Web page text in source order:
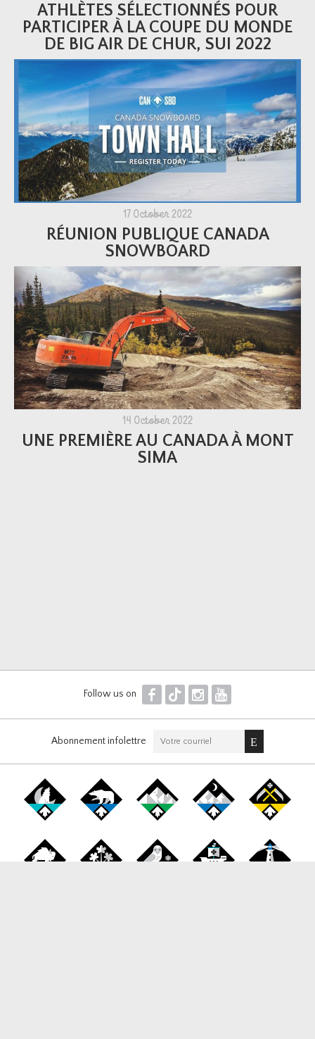
ATHLÈTES SÉLECTIONNÉS POUR
PARTICIPER À LA COUPE DU MONDE
DE BIG AIR DE CHUR, SUI 2022
17 October 2022
RÉUNION PUBLIQUE CANADA
SNOWBOARD
14 October 2022
UNE PREMIÈRE AU CANADA À MONT
SIMA
Follow us on F T I Y
Abonnement infolettre